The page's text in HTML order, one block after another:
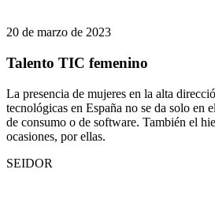
20 de marzo de 2023
Talento TIC femenino
La presencia de mujeres en la alta
tecnológicas en España no se da solo en
de consumo o de software. También el
ocasiones, por ellas.
SEIDOR